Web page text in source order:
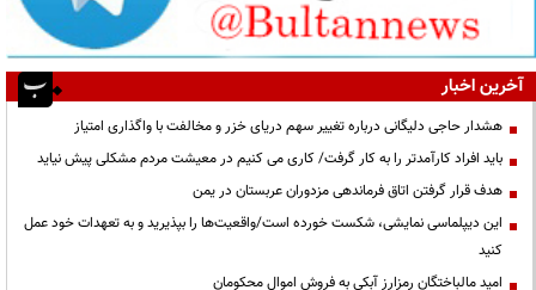
آخرین اخبار
هشدار حاجی دلیگانی درباره تغییر سهم دریای خزر و مخالفت با واگذاری امتیاز
باید افراد کارآمدتر را به کار گرفت/ کاری می کنیم در معیشت مردم مشکلی پیش نیاید
هدف قرار گرفتن اتاق‌ فرماندهی مزدوران عربستان در یمن
این دیپلماسی نمایشی، شکست خورده است/واقعیت‌ها را بپذیرید و به تعهدات خود عمل
کنید
امید مالباختگان رمزارز آبکی به فروش اموال محکومان